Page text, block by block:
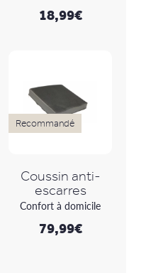
18,99€
Recommandé
Coussin anti-
escarres
Confort à domicile
79,99€